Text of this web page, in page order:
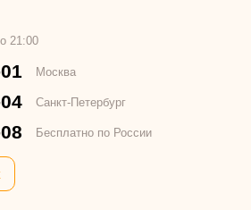
21:00
Москва
Санкт-Петербург
Бесплатно по России